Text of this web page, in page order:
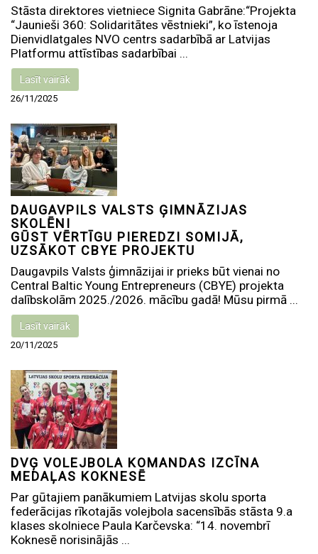
Stāsta direktores vietniece Signita Gabrāne:“Projekta
“Jaunieši 360: Solidaritātes vēstnieki”, ko īstenoja
Dienvidlatgales NVO centrs sadarbībā ar Latvijas
Platformu attīstības sadarbībai ...
Lasīt vairāk
26/11/2025
DAUGAVPILS VALSTS ĢIMNĀZIJAS
SKOLĒNI
GŪST VĒRTĪGU PIEREDZI SOMIJĀ,
UZSĀKOT CBYE PROJEKTU
Daugavpils Valsts ģimnāzijai ir prieks būt vienai no
Central Baltic Young Entrepreneurs (CBYE) projekta
dalībskolām 2025./2026. mācību gadā! Mūsu pirmā ...
Lasīt vairāk
20/11/2025
DVĢ VOLEJBOLA KOMANDAS IZCĪNA
MEDAĻAS KOKNESĒ
Par gūtajiem panākumiem Latvijas skolu sporta
federācijas rīkotajās volejbola sacensībās stāsta 9.a
klases skolniece Paula Karčevska: “14. novembrī
Koknesē norisinājās ...